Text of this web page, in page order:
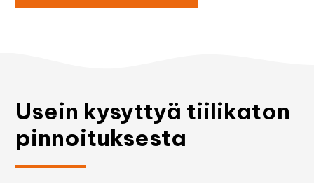
Usein kysyttyä tiilikaton
pinnoituksesta